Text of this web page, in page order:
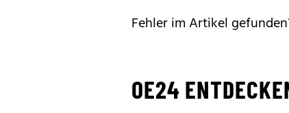
Fehler im Artikel
OE24